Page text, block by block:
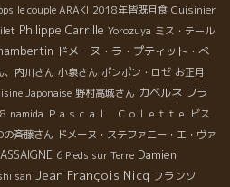
le couple ARAKI 2018年皆既月食 Cuisinier
Philippe Carrille Yorozuya ミス・テール
ドメーヌ・ラ・プティット・べ
、内川さん 小泉さん ポンポン・ロゼ お正月
Japonaise 野村高城さん カベルネ フラ
namida Ｐａｓｃａｌ Ｃｏｌｅｔｔｅ ビス
の斉藤さん ドメーヌ・ステファニー・エ・ヴァ
6 Pieds sur Terre Damien
san Jean François Nicq フランソ